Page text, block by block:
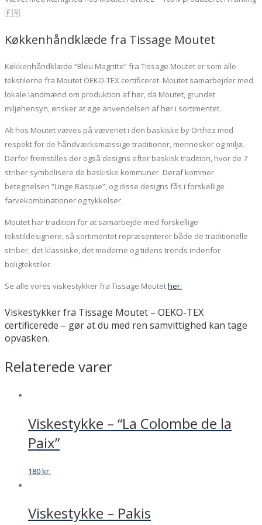
🇫🇷
Køkkenhåndklæde fra Tissage Moutet
Køkkenhåndklæde “Bleu Magritte” fra Tissage Moutet er som alle
tekstilerne fra Moutet OEKO-TEX certificeret. Moutet samarbejder med
lokale landmænd om produktion af hør, da Moutet, grundet
miljøhensyn, ønsker at øge anvendelsen af hør i sortimentet.
Alt hos Moutet væves på væveriet i den baskiske by Orthez med
respekt for de håndværksmæssige traditioner, mennesker og miljø.
Derfor fremstilles der også designs efter baskisk tradition, hvor de 7
striber symbolisere de baskiske kommuner. Deraf kommer
betegnelsen ”Linge Basque”, og disse designs fås i forskellige
farvekombinationer og tykkelser.
Moutet har tradition for at samarbejde med forskellige
tekstildesignere, så sortimentet repræsenterer både de traditionelle
striber, det klassiske, det moderne og tidens trends indenfor
boligtekstiler.
Se alle vores viskestykker fra Tissage Moutether.
Viskestykker fra Tissage Moutet – OEKO-TEX
certificerede – gør at du med ren samvittighed kan tage
opvasken.
Relaterede varer
Viskestykke – “La Colombe de la
Paix”
180kr.
Viskestykke – Pakis